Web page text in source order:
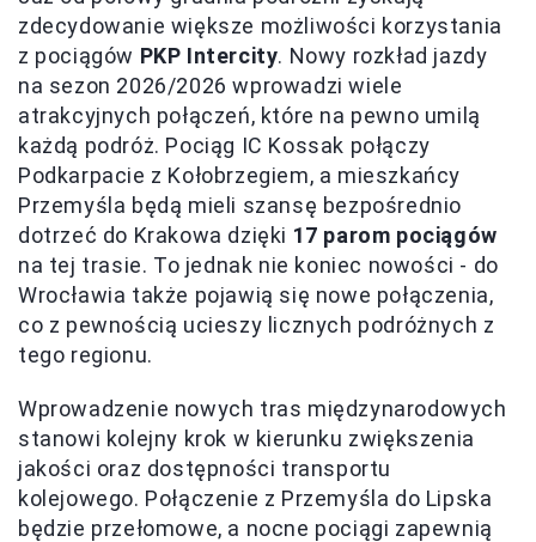
zdecydowanie większe możliwości korzystania
z pociągów PKP Intercity. Nowy rozkład jazdy
na sezon 2026/2026 wprowadzi wiele
atrakcyjnych połączeń, które na pewno umilą
każdą podróż. Pociąg IC Kossak połączy
Podkarpacie z Kołobrzegiem, a mieszkańcy
Przemyśla będą mieli szansę bezpośrednio
dotrzeć do Krakowa dzięki 17 parom pociągów
na tej trasie. To jednak nie koniec nowości - do
Wrocławia także pojawią się nowe połączenia,
co z pewnością ucieszy licznych podróżnych z
tego regionu.
Wprowadzenie nowych tras międzynarodowych
stanowi kolejny krok w kierunku zwiększenia
jakości oraz dostępności transportu
kolejowego. Połączenie z Przemyśla do Lipska
będzie przełomowe, a nocne pociągi zapewnią